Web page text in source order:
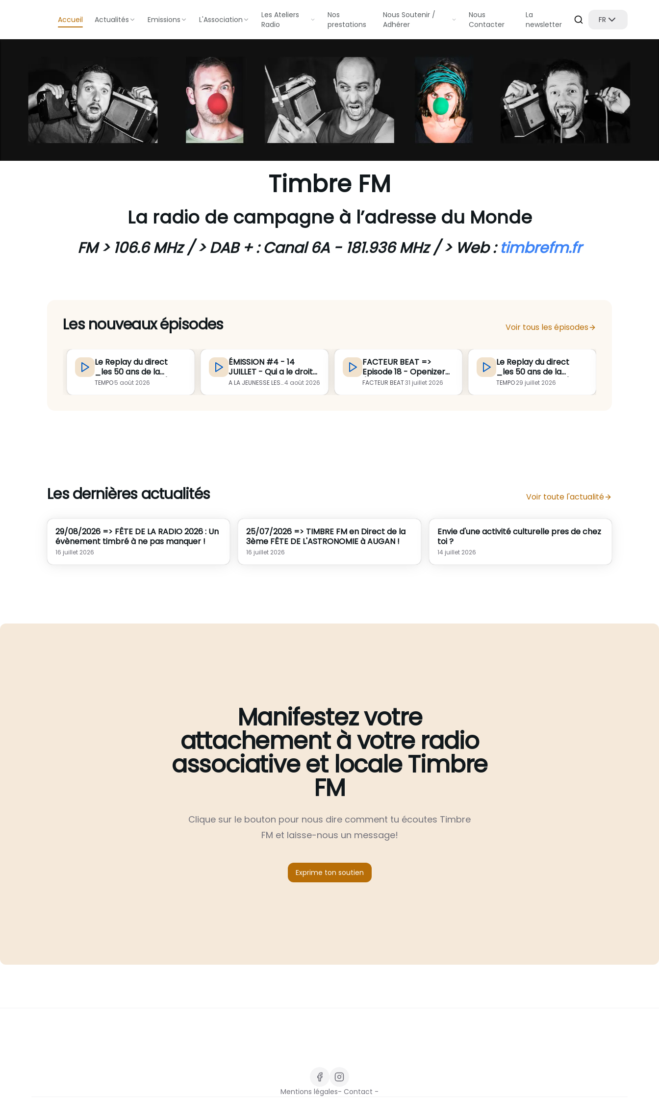
Accueil Actualités Emissions L'Association
Les Ateliers
Radio
Nos
prestations
Nous Soutenir /
Adhérer
Nous
Contacter
La
newsletter
FR
Timbre FM
La radio de campagne à l’adresse du Monde
FM> 106.6 MHz / >DAB +: Canal 6A - 181.936 MHz / > Web : timbrefm.fr
Les nouveaux épisodes Voir tous les épisodes
Le Replay du direct
_les 50 ans de la
Gallèsie en fête_ (
TEMPO·5 août 2026
ÉMISSION #4 - 14
JUILLET - Qui a le droit
d’être en sécurité ?
A LA JEUNESSE LES MICROS - été 2026·4 août 2026
FACTEUR BEAT =>
Episode 18 - Openizer
(Live : Gouter Electro
FACTEUR BEAT·31 juillet 2026
Le Replay du direct
_les 50 ans de la
Gallèsie en fête_ (
TEMPO·29 juillet 2026
Les dernières actualités Voir toute l'actualité
29/08/2026 => FÊTE DE LA RADIO 2026 : Un
évènement timbré à ne pas manquer !
16 juillet 2026
25/07/2026 => TIMBRE FM en Direct de la
3ème FÊTE DE L'ASTRONOMIE à AUGAN !
16 juillet 2026
Envie d'une activité culturelle pres de chez
toi ?
14 juillet 2026
Manifestez votre
attachement à votre radio
associative et locale Timbre
FM
Clique sur le bouton pour nous dire comment tu écoutes Timbre
FM et laisse-nous un message!
Exprime ton soutien
Mentions légales- Contact -